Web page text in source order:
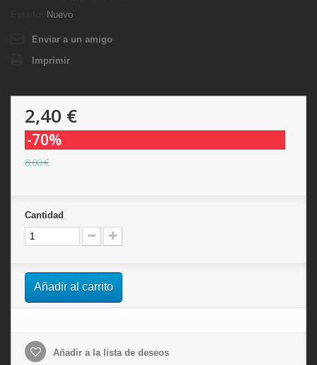
Nuevo
Enviar a un amigo
Imprimir
2,40 €
-70%
8,00 €
Cantidad
Añadir al carrito
Añadir a la lista de deseos